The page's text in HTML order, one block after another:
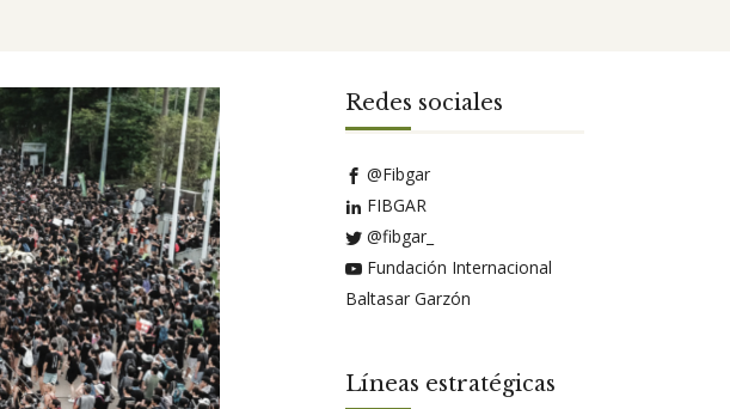
Redes sociales
@Fibgar
FIBGAR
@fibgar_
Fundación Internacional
Baltasar Garzón
Líneas estratégicas